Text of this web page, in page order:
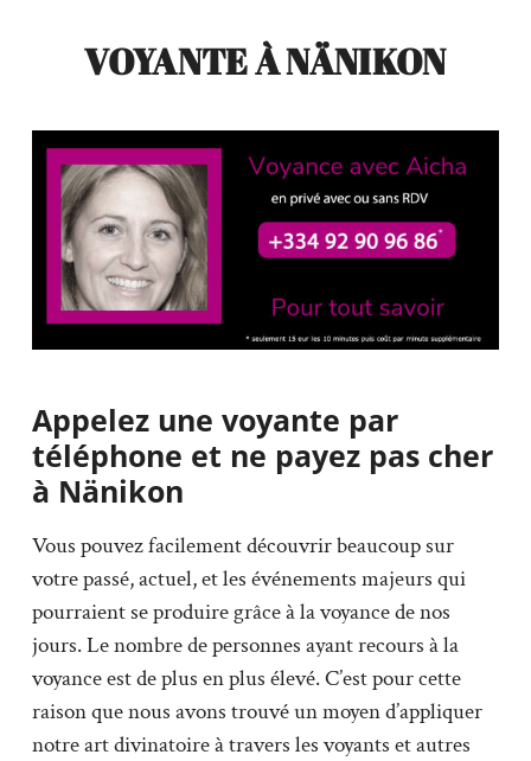
VOYANTE À NÄNIKON
Appelez une voyante par
téléphone et ne payez pas cher
à Nänikon
Vous pouvez facilement découvrir beaucoup sur
votre passé, actuel, et les événements majeurs qui
pourraient se produire grâce à la voyance de nos
jours. Le nombre de personnes ayant recours à la
voyance est de plus en plus élevé. C’est pour cette
raison que nous avons trouvé un moyen d’appliquer
notre art divinatoire à travers les voyants et autres